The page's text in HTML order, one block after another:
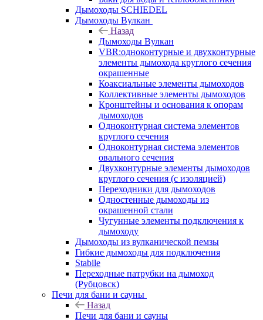
Дымоходы SCHIEDEL
Дымоходы Вулкан
Назад
Дымоходы Вулкан
VBR:одноконтурные и двухконтурные
элементы дымохода круглого сечения
окрашенные
Коаксиальные элементы дымоходов
Коллективные элементы дымоходов
Кронштейны и основания к опорам
дымоходов
Одноконтурная система элементов
круглого сечения
Одноконтурная система элементов
овального сечения
Двухконтурные элементы дымоходов
круглого сечения (с изоляцией)
Переходники для дымоходов
Одностенные дымоходы из
окрашенной стали
Чугунные элементы подключения к
дымоходу
Дымоходы из вулканической пемзы
Гибкие дымоходы для подключения
Stabile
Переходные патрубки на дымоход
(Рубцовск)
Печи для бани и сауны
Назад
Печи для бани и сауны